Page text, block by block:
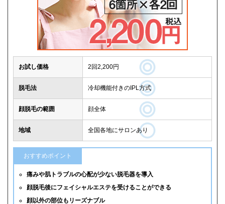
お試し価格 2回2,200円
脱毛法 冷却機能付きのIPL方式
顔脱毛の範囲 顔全体
地域 全国各地にサロンあり
おすすめポイント
痛みや肌トラブルの心配が少ない脱毛器を導入
顔脱毛後にフェイシャルエステを受けることができる
顔以外の部位もリーズナブル